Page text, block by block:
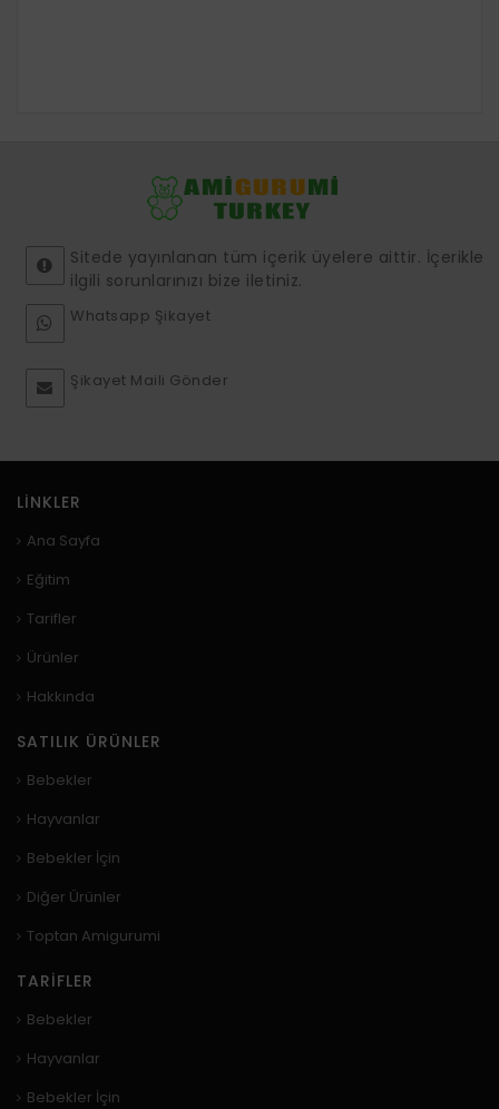
Sitede yayınlanan tüm içerik üyelere aittir. İçerikle
ilgili sorunlarınızı bize iletiniz.
Whatsapp Şikayet
Şikayet Maili Gönder
LINKLER
Ana Sayfa
Eğitim
Tarifler
Ürünler
Hakkında
SATILIK ÜRÜNLER
Bebekler
Hayvanlar
Bebekler İçin
Diğer Ürünler
Toptan Amigurumi
TARIFLER
Bebekler
Hayvanlar
Bebekler İçin